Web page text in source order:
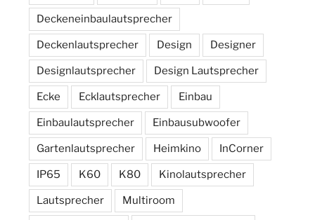
Deckeneinbaulautsprecher
Deckenlautsprecher Design Designer
Designlautsprecher Design Lautsprecher
Ecke Ecklautsprecher Einbau
Einbaulautsprecher Einbausubwoofer
Gartenlautsprecher Heimkino InCorner
IP65 K60 K80 Kinolautsprecher
Lautsprecher Multiroom